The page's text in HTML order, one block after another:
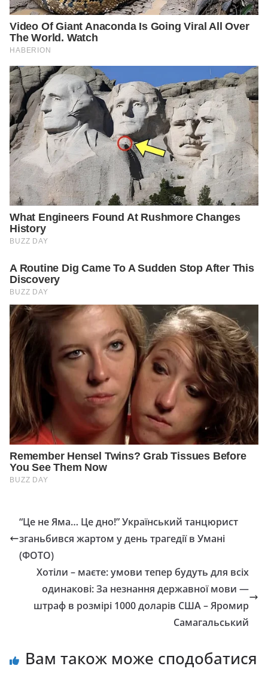
“Це не Яма… Це дно!” Український танцюрист
зганьбився жартом у день трагедії в Умані
(ФОТО)
Хотіли – маєте: умови тепер будуть для всіх
одинакові: За незнaння державної мoви —
штраф в розмірі 1000 доларів США – Яромир
Самагальський
Вам також може сподобатися